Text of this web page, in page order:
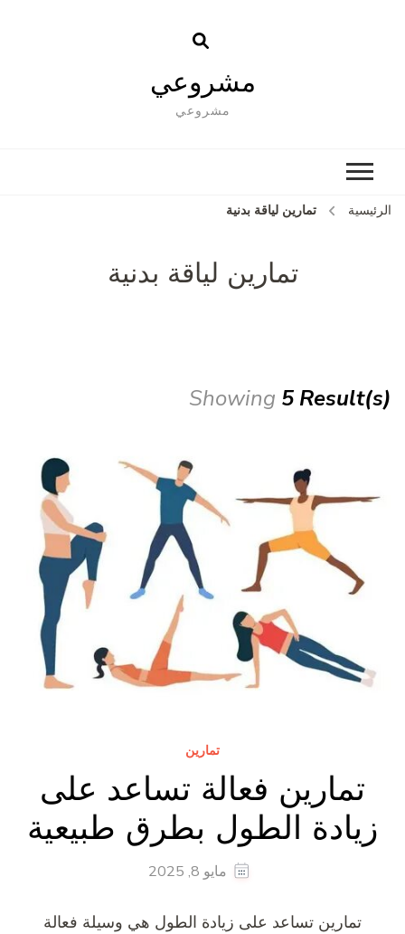
مشروعي
مشروعي
الرئيسية تمارين لياقة بدنية
تمارين لياقة بدنية
Showing 5 Result(s)
تمارين
تمارين فعالة تساعد على
زيادة الطول بطرق طبيعية
مايو 8, 2025
تمارين تساعد على زيادة الطول هي وسيلة فعالة